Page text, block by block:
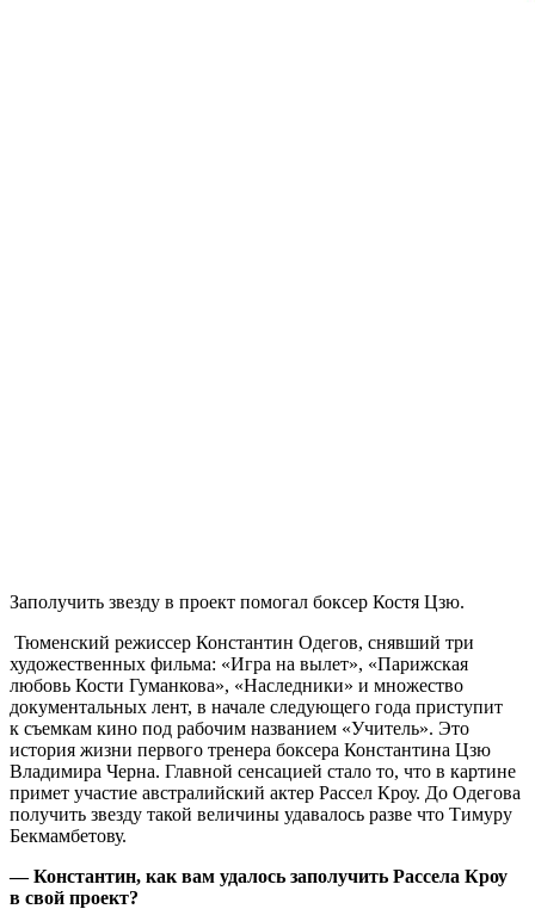
Заполучить звезду в проект помогал боксер Костя Цзю.
Тюменский режиссер Константин Одегов, снявший три
художественных фильма: «Игра на вылет», «Парижская
любовь Кости Гуманкова», «Наследники» и множество
документальных лент, в начале следующего года приступит
к съемкам кино под рабочим названием «Учитель». Это
история жизни первого тренера боксера Константина Цзю
Владимира Черна. Главной сенсацией стало то, что в картине
примет участие австралийский актер Рассел Кроу. До Одегова
получить звезду такой величины удавалось разве что Тимуру
Бекмамбетову.
— Константин, как вам удалось заполучить Рассела Кроу
в свой проект?